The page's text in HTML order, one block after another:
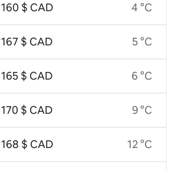
160 $ CAD
167 $ CAD
165 $ CAD
170 $ CAD
168 $ CAD
4 °C
5 °C
6 °C
9 °C
12 °C